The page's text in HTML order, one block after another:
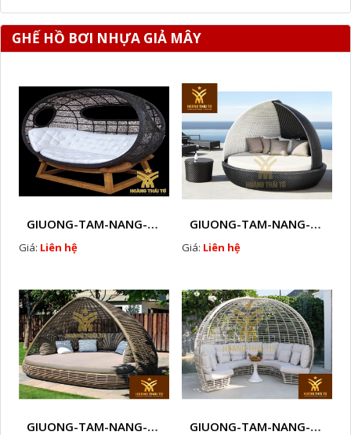
GHẾ HỒ BƠI NHỰA GIẢ MÂY
GIUONG-TAM-NANG-GIA-MAY HTT - NB1
Giá: Liên hệ
GIUONG-TAM-NANG-GHE-HO-BOI-NHUA-GIA-MAY-NGOAI-TROI-D1
Giá: Liên hệ
GIUONG-TAM-NANG-GHE-HO-BOI-NHUA-GIA-MAY-NGOAI-TROI-D2 GIUONG-TAM-NANG-GHE-HO-BOI-NHUA-GIA-MAY-NGOAI-TROI-D3